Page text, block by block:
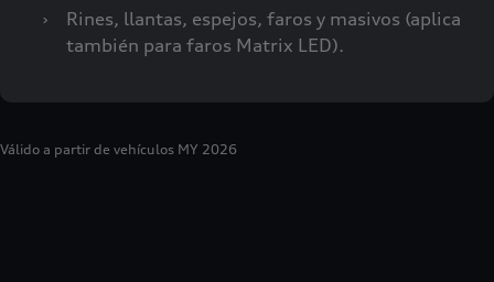
›
Rines, llantas, espejos, faros y masivos (aplica
también para faros Matrix LED).
Válido a partir de vehículos MY 2026